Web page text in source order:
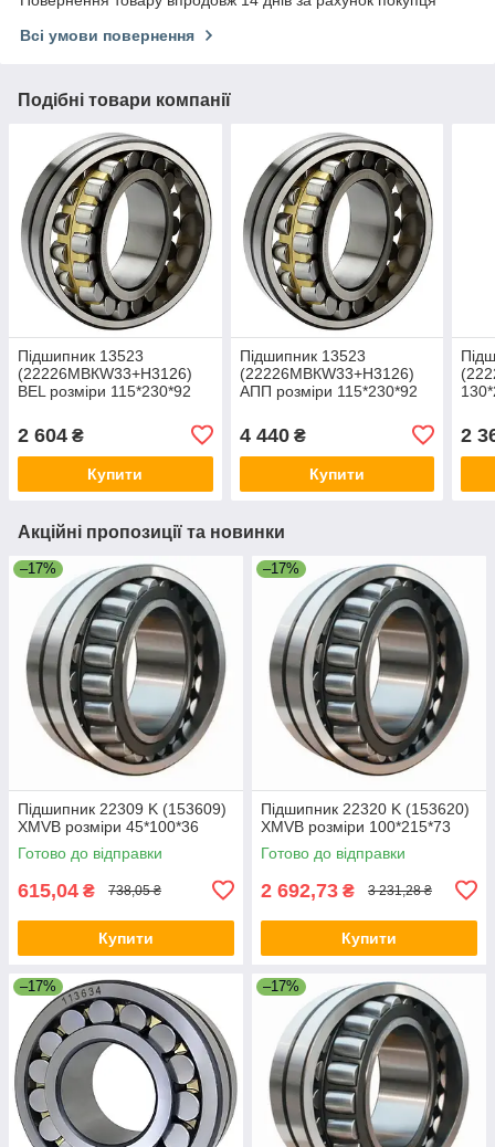
Всі умови повернення
Подібні товари компанії
Підшипник 13523
(22226MBКW33+Н3126)
BEL розміри 115*230*92
2 604 ₴
Купити
Підшипник 13523
(22226MBКW33+Н3126)
АПП розміри 115*230*92
4 440₴
Купити
2
Акційні пропозиції та новинки
–17%
Підшипник 22309 K (153609)
XMVB розміри 45*100*36
Готово до відправки
615,04 ₴ 738,05 ₴
Купити
–17%
Підшипник 22320 K (153620)
XMVB розміри 100*215*73
Готово до відправки
2 692,73 ₴ 3 231,28 ₴
Купити
–17% –17%